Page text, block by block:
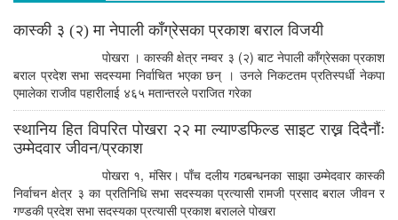
कास्की ३ (२) मा नेपाली काँग्रेसका प्रकाश बराल विजयी
पाेखरा । कास्की क्षेत्र नम्वर ३ (२) बाट नेपाली काँग्रेसका प्रकाश
बराल प्रदेश सभा सदस्यमा निर्वाचित भएका छन् । उनले निकटतम प्रतिस्पर्धी नेकपा
एमालेका राजीव पहारीलाई ४६५ मतान्तरले पराजित गरेका
स्थानिय हित विपरित पोखरा २२ मा ल्याण्डफिल्ड साइट राख्न दिदैनौंः
उम्मेदवार जीवन/प्रकाश
पोखरा १, मंसिर। पाँच दलीय गठबन्धनका साझा उम्मेदवार कास्की
निर्वाचन क्षेत्र ३ का प्रतिनिधि सभा सदस्यका प्रत्यासी रामजी प्रसाद बराल जीवन र
गण्डकी प्रदेश सभा सदस्यका प्रत्यासी प्रकाश बरालले पोखरा